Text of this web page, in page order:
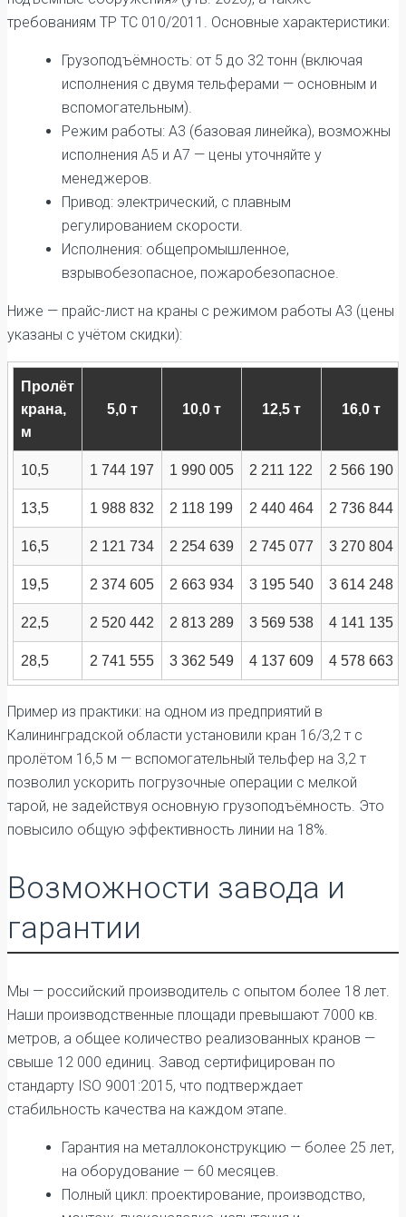
требованиям ТР ТС 010/2011. Основные характеристики:
Грузоподъёмность: от 5 до 32 тонн (включая
исполнения с двумя тельферами — основным и
вспомогательным).
Режим работы: А3 (базовая линейка), возможны
исполнения А5 и А7 — цены уточняйте у
менеджеров.
Привод: электрический, с плавным
регулированием скорости.
Исполнения: общепромышленное,
взрывобезопасное, пожаробезопасное.
Ниже — прайс-лист на краны с режимом работы А3 (цены
указаны с учётом скидки):
Пролёт
крана,
м
5,0 т 10,0 т 12,5 т 16,0 т
10,5 1 744 197 1 990 005 2 211 122 2 566 190
13,5 1 988 832 2 118 199 2 440 464 2 736 844
16,5 2 121 734 2 254 639 2 745 077 3 270 804
19,5 2 374 605 2 663 934 3 195 540 3 614 248
22,5 2 520 442 2 813 289 3 569 538 4 141 135
28,5 2 741 555 3 362 549 4 137 609 4 578 663
Пример из практики: на одном из предприятий в
Калининградской области установили кран 16/3,2 т с
пролётом 16,5 м — вспомогательный тельфер на 3,2 т
позволил ускорить погрузочные операции с мелкой
тарой, не задействуя основную грузоподъёмность. Это
повысило общую эффективность линии на 18%.
Возможности завода и
гарантии
Мы — российский производитель с опытом более 18 лет.
Наши производственные площади превышают 7000 кв.
метров, а общее количество реализованных кранов —
свыше 12 000 единиц. Завод сертифицирован по
стандарту ISO 9001:2015, что подтверждает
стабильность качества на каждом этапе.
Гарантия на металлоконструкцию — более 25 лет,
на оборудование — 60 месяцев.
Полный цикл: проектирование, производство,